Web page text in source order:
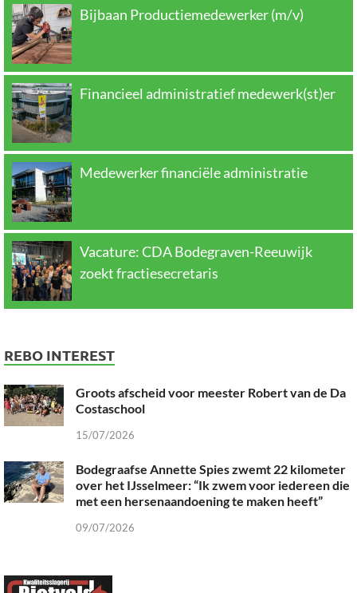
Bijbaan Productiemedewerker (m/v)
Financieel administratief medewerk(st)er
Medewerker financiële administratie
Vacature: CDA Bodegraven-Reeuwijk
zoekt fractiesecretaris
REBO INTEREST
Groots afscheid voor meester Robert van de Da
Costaschool
15/07/2026
Bodegraafse Annette Spies zwemt 22 kilometer
over het IJsselmeer: “Ik zwem voor iedereen die
met een hersenaandoening te maken heeft”
09/07/2026